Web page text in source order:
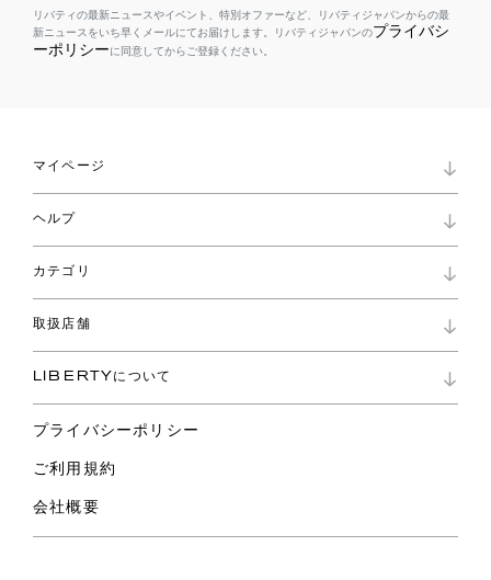
リバティの最新ニュースやイベント、特別オファーなど、リバティジャパンからの最
新ニュースをいち早くメールにてお届けします。リバティジャパンのプライバシ
ーポリシーに同意してからご登録ください。
マイページ
ロイヤリティプログラム
パスワード再設定
ショッピングバッグ
ヘルプ
お問い合わせ
よくあるご質問
ご利用ガイド
カテゴリ
コレクション
ファブリックス
バッグ
スカーフ
ウェア
ライフスタイル
スペシャル
取扱店舗
リバティ・ファブリックス
LIBERTYについて
プライバシーポリシー
ご利用規約
会社概要